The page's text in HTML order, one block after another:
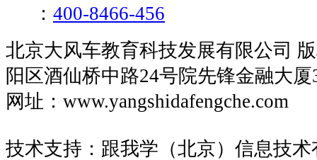
： 400-8466-456
北京大风车教育科技发展有限公司
阳区酒仙桥中路24号院先锋金融大厦
网址：
技术支持：跟我学（北京）信息技术